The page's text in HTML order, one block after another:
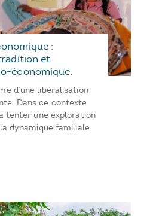
:
et
économique.
d’une libéralisation
Dans ce contexte
tenter une exploration
dynamique familiale